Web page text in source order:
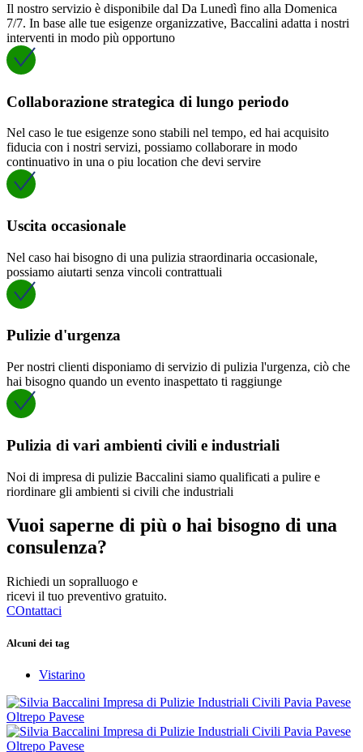
Il nostro servizio è disponibile dal Da Lunedì fino alla Domenica
7/7. In base alle tue esigenze organizzative, Baccalini adatta i nostri
interventi in modo più opportuno
Collaborazione strategica di lungo periodo
Nel caso le tue esigenze sono stabili nel tempo, ed hai acquisito
fiducia con i nostri servizi, possiamo collaborare in modo
continuativo in una o piu location che devi servire
Uscita occasionale
Nel caso hai bisogno di una pulizia straordinaria occasionale,
possiamo aiutarti senza vincoli contrattuali
Pulizie d'urgenza
Per nostri clienti disponiamo di servizio di pulizia l'urgenza, ciò che
hai bisogno quando un evento inaspettato ti raggiunge
Pulizia di vari ambienti civili e industriali
Noi di impresa di pulizie Baccalini siamo qualificati a pulire e
riordinare gli ambienti si civili che industriali
Vuoi saperne di più o hai bisogno di una
consulenza?
Richiedi un sopralluogo e
ricevi il tuo preventivo gratuito.
COntattaci
Alcuni dei tag
Vistarino